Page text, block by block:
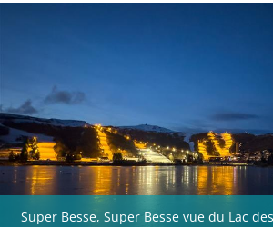
Super Besse, Super Besse vue du Lac